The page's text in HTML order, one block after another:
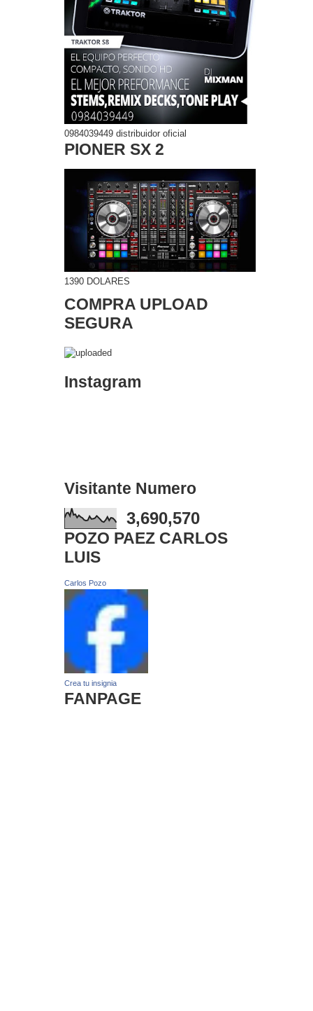
0984039449 distribuidor oficial
PIONER SX 2
1390 DOLARES
COMPRA UPLOAD
SEGURA
Instagram
Visitante Numero
3,690,570
POZO PAEZ CARLOS
LUIS
Carlos Pozo
Crea tu insignia
FANPAGE